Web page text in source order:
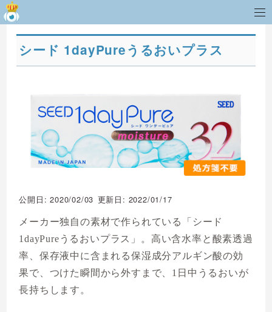
シード 1dayPureうるおいプラス
公開日: 2020/02/03 更新日: 2022/01/17
メーカー独自の素材で作られている「シード
1dayPureうるおいプラス」。高い含水率と酸素透過
率、保存液中に含まれる保湿成分アルギン酸の効
果で、つけた瞬間から外すまで、1日中うるおいが
長持ちします。